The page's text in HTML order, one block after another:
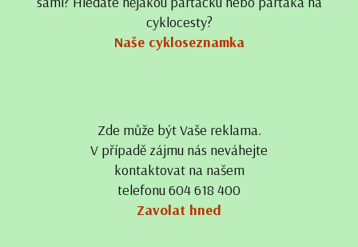
cyklocesty?
Naše cykloseznamka
Zde může být Vaše reklama.
V případě zájmu nás neváhejte
kontaktovat na našem
telefonu 604 618 400
Zavolat hned